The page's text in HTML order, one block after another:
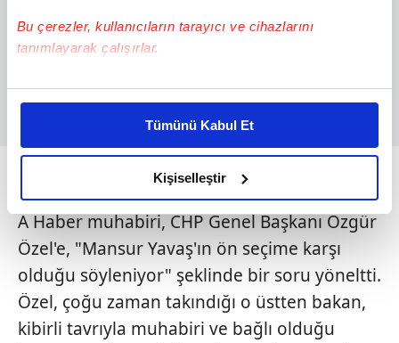
Bu çerezler, kullanıcıların tarayıcı ve cihazlarını
tanımlayarak çalışırlar.
Bu çerezlere izin vermeniz halinde sizlere özel
daha iyi reklam deneyimi yaşatabiliriz. Bunu yaparken
amacımızın size daha iyi bir reklam deneyimi sunmak
olduğunu ve sizlere en iyi içerikleri sunabilmek adına
elimizden gelen çabayı gösterdiğimizi ve bu noktada,
reklamların maliyetlerimizi karşılamak noktasında tek gelir
kalemimiz olduğunu sizlere hatırlatmak isteriz.
Her halükârda, kullanıcılar, bu çerezlere izin vermedikleri
takdirde, kullanıcılara hedefli reklamlar
gösterilmeyecektir."
Tümünü Kabul Et
Kişiselleştir
Ya seni kim kurtaracak?
A Haber muhabiri, CHP Genel Başkanı Özgür
Özel'e, "Mansur Yavaş'ın ön seçime karşı
olduğu söyleniyor" şeklinde bir soru yöneltti.
Özel, çoğu zaman takındığı o üstten bakan,
kibirli tavrıyla muhabiri ve bağlı olduğu